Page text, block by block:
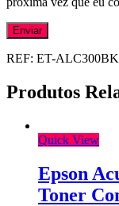
REF: ET-ALC300BK
Produtos
Quick View
Epson
Toner